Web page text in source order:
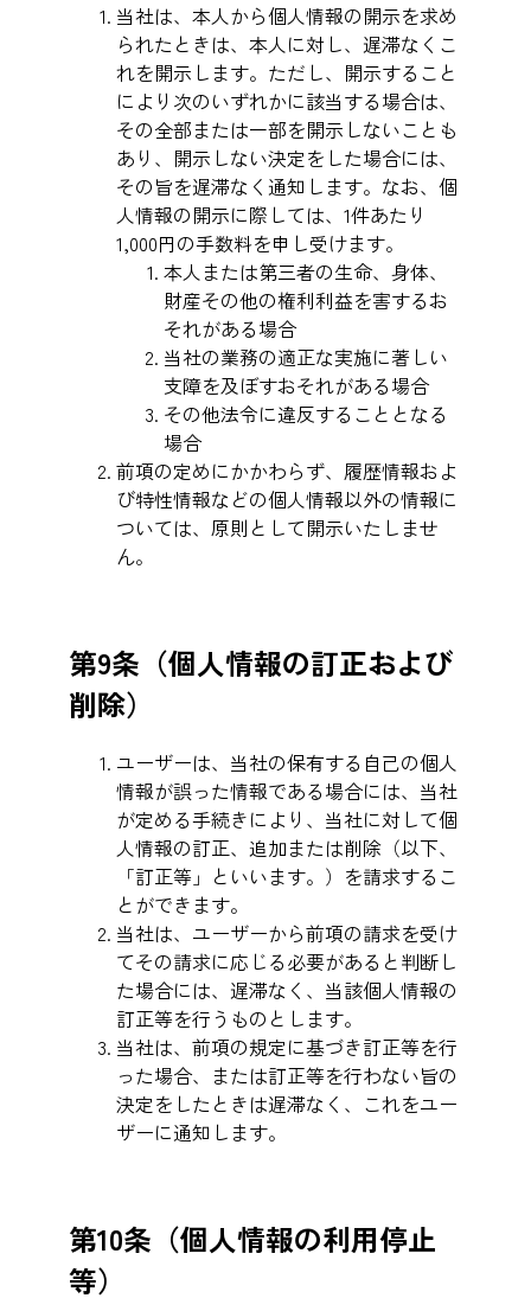
当社は、本人から個人情報の開示を求め
られたときは、本人に対し、遅滞なくこ
れを開示します。ただし、開示すること
により次のいずれかに該当する場合は、
その全部または一部を開示しないことも
あり、開示しない決定をした場合には、
その旨を遅滞なく通知します。なお、個
人情報の開示に際しては、1件あたり
1,000円の手数料を申し受けます。
本人または第三者の生命、身体、
財産その他の権利利益を害するお
それがある場合
当社の業務の適正な実施に著しい
支障を及ぼすおそれがある場合
その他法令に違反することとなる
場合
前項の定めにかかわらず、履歴情報およ
び特性情報などの個人情報以外の情報に
ついては、原則として開示いたしませ
ん。
第9条（個人情報の訂正および
削除）
ユーザーは、当社の保有する自己の個人
情報が誤った情報である場合には、当社
が定める手続きにより、当社に対して個
人情報の訂正、追加または削除（以下、
「訂正等」といいます。）を請求するこ
とができます。
当社は、ユーザーから前項の請求を受け
てその請求に応じる必要があると判断し
た場合には、遅滞なく、当該個人情報の
訂正等を行うものとします。
当社は、前項の規定に基づき訂正等を行
った場合、または訂正等を行わない旨の
決定をしたときは遅滞なく、これをユー
ザーに通知します。
第10条（個人情報の利用停止
等）